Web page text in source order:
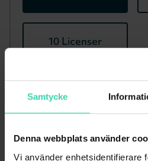
Samtycke
Denna webbplats använder
Vi använder enhetsidentifierare
10 Licenser
Trygg Surf+ 3
kr/mån
i 12 månader